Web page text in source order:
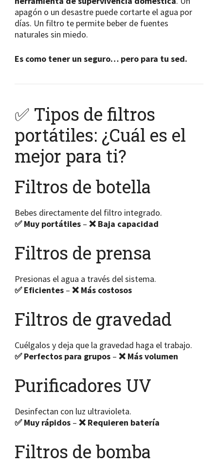
apagón o un desastre puede cortarte el agua por
días. Un filtro te permite beber de fuentes
naturales sin miedo.
Es como tener un seguro… pero para tu sed.
✅ Tipos de filtros
portátiles: ¿Cuál es el
mejor para ti?
Filtros de botella
Bebes directamente del filtro integrado.
✅ Muy portátiles – ❌ Baja capacidad
Filtros de prensa
Presionas el agua a través del sistema.
✅ Eficientes – ❌ Más costosos
Filtros de gravedad
Cuélgalos y deja que la gravedad haga el trabajo.
✅ Perfectos para grupos – ❌ Más volumen
Purificadores UV
Desinfectan con luz ultravioleta.
✅ Muy rápidos – ❌ Requieren batería
Filtros de bomba